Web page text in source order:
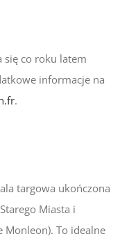
się co roku latem
informacje na
.
targowa ukończona
Miasta i
Monleon). To idealne